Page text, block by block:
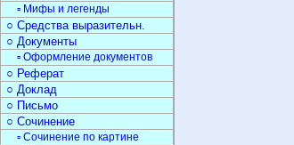
▫ Мифы и легенды
○ Средства выразительн.
○ Документы
▫ Оформление документов
○ Реферат
○ Доклад
○ Письмо
○ Сочинение
▫ Сочинение по картине